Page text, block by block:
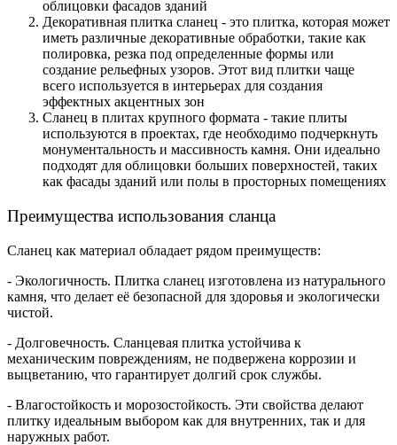
облицовки фасадов зданий
Декоративная плитка сланец - это плитка, которая может
иметь различные декоративные обработки, такие как
полировка, резка под определенные формы или
создание рельефных узоров. Этот вид плитки чаще
всего используется в интерьерах для создания
эффектных акцентных зон
Сланец в плитах крупного формата - такие плиты
используются в проектах, где необходимо подчеркнуть
монументальность и массивность камня. Они идеально
подходят для облицовки больших поверхностей, таких
как фасады зданий или полы в просторных помещениях
Преимущества использования сланца
Сланец как материал обладает рядом преимуществ:
- Экологичность. Плитка сланец изготовлена из натурального
камня, что делает её безопасной для здоровья и экологически
чистой.
- Долговечность. Сланцевая плитка устойчива к
механическим повреждениям, не подвержена коррозии и
выцветанию, что гарантирует долгий срок службы.
- Влагостойкость и морозостойкость. Эти свойства делают
плитку идеальным выбором как для внутренних, так и для
наружных работ.